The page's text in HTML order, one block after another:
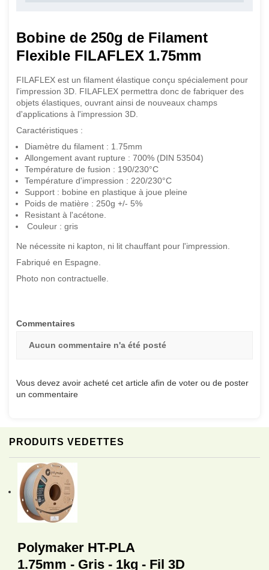
PRODUITS VEDETTES
Polymaker HT-PLA
1.75mm - Gris - 1kg - Fil 3D
Bobine de 250g de Filament
Flexible FILAFLEX 1.75mm
FILAFLEX est un filament élastique conçu spécialement pour
l'impression 3D. FILAFLEX permettra donc de fabriquer des
objets élastiques, ouvrant ainsi de nouveaux champs
d'applications à l'impression 3D.
Caractéristiques :
Diamètre du filament : 1.75mm
Allongement avant rupture : 700% (DIN 53504)
Température de fusion : 190/230°C
Température d'impression : 220/230°C
Support : bobine en plastique à joue pleine
Poids de matière : 250g +/- 5%
Resistant à l'acétone.
Couleur : gris
Ne nécessite ni kapton, ni lit chauffant pour l'impression.
Fabriqué en Espagne.
Photo non contractuelle.
Commentaires
Aucun commentaire n'a été posté
Vous devez avoir acheté cet article afin de voter ou de poster
un commentaire